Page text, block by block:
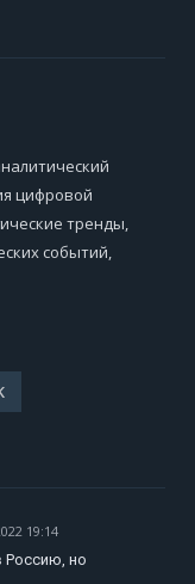
цифровой
тренды,
событий,
19:14
Россию, но